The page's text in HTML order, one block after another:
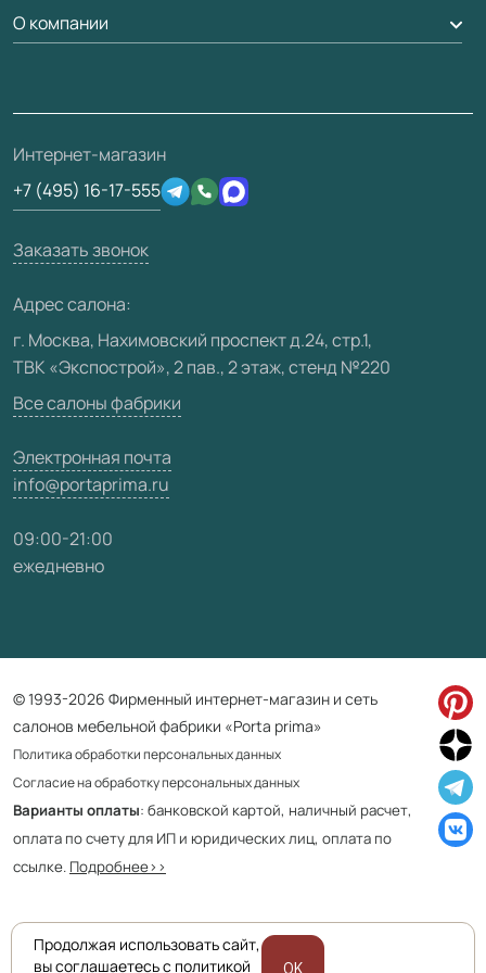
Погонаж
Вопрос-ответ
Отзывы клиентов
Техническая информация
Юридическая информация
Доставка
Дизайнерам / архитекторам
3D-модели
О компании
О фабрике
Сертификаты
Производство
Вакансии
Карта сайта
Интернет-магазин
+7 (495) 16-17-555
Заказать звонок
Адрес салона:
г. Москва, Нахимовский проспект д.24, стр.1,
ТВК «Экспострой», 2 пав., 2 этаж, стенд №220
Все салоны фабрики
Электронная почта
info@portaprima.ru
09:00-21:00
ежедневно
© 1993-2026 Фирменный интернет-магазин и сеть
салонов мебельной фабрики «Porta prima»
Политика обработки персональных данных
Согласие на обработку персональных данных
Варианты оплаты: банковской картой, наличный расчет,
оплата по счету для ИП и юридических лиц, оплата по
ссылке. Подробнее>>
Приведенная на сайте информация не является публичной офертой
Продолжая использовать сайт,
вы соглашаетесь с политикой
OK